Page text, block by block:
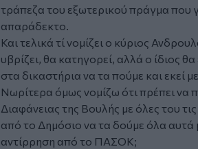
τράπεζα του εξωτερικού πράγμα
απαράδεκτο.
Και τελικά τί νομίζει ο κύριος
υβρίζει, θα κατηγορεί, αλλά ο ίδιος
στα δικαστήρια να τα πούμε και εκεί
Νωρίτερα όμως νομίζω ότι πρέπει να
Διαφάνειας της Βουλής με όλες του
από το Δημόσιο να τα δούμε όλα αυτά
αντίρρηση από το ΠΑΣΟΚ;